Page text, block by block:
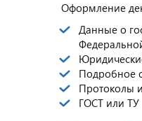
Оформление
Данные о
Подробное
Протоколы
ГОСТ или ТУ